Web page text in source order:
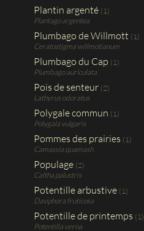
Plantin argenté (1)
Plantago argentea
Plumbago de Willmott (1)
Ceratostigma willmotianum
Plumbago du Cap (1)
Plumbago auriculata
Pois de senteur (2)
Lathyrus odoratus
Polygale commun (1)
Polygala vulgaris
Pommes des prairies (1)
Camassia quamash
Populage (2)
Caltha palustris
Potentille arbustive (1)
Dasiphora fruticosa
Potentille de printemps (1)
Potentilla verna